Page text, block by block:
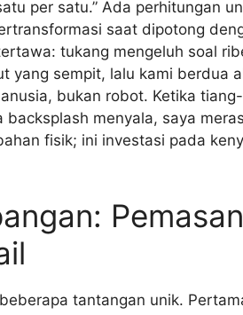
per satu.” Ada perhitungan
saat dipotong
tukang mengeluh soal
yang sempit, lalu kami berdua
bukan robot. Ketika
menyala, saya
fisik; ini investasi pada
tantangan unik.